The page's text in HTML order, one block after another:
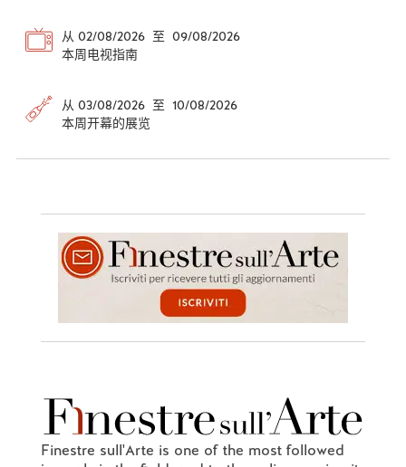
从 02/08/2026 至 09/08/2026
本周电视指南
从 03/08/2026 至 10/08/2026
本周开幕的展览
Finestre sull'Arte is one of the most followed